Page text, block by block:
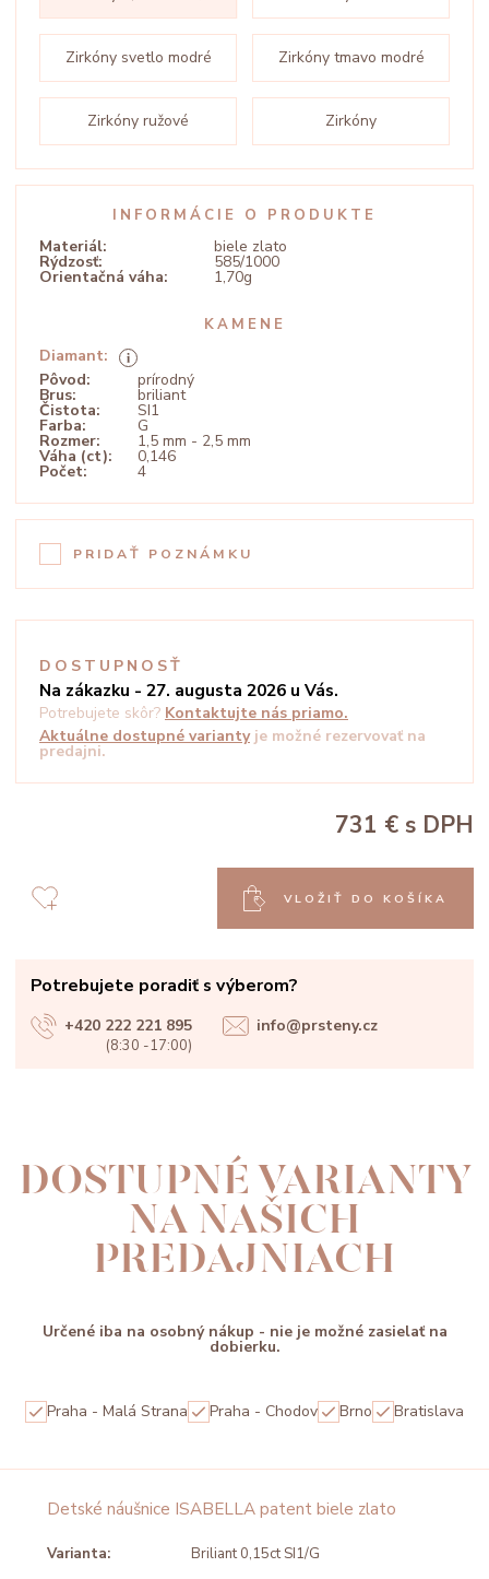
Zirkóny svetlo modré Zirkóny tmavo modré
Zirkóny ružové Zirkóny
INFORMÁCIE O PRODUKTE
Materiál: biele zlato
Rýdzosť: 585/1000
Orientačná váha: 1,70g
KAMENE
Diamant:
Pôvod:
prírodný
Brus: briliant
Čistota: SI1
Farba: G
Rozmer: 1,5 mm - 2,5 mm
Váha (ct): 0,146
Počet: 4
PRIDAŤ POZNÁMKU
DOSTUPNOSŤ
Na zákazku - 27. augusta 2026 u Vás.
Potrebujete skôr? Kontaktujte nás priamo.
Aktuálne dostupné varianty je možné rezervovať na
predajni.
731 € s DPH
VLOŽIŤ DO KOŠÍKA
Potrebujete poradiť s výberom?
+420 222 221 895
(8:30 -17:00)
info@prsteny.cz
DOSTUPNÉ VARIANTY
NA NAŠICH
PREDAJNIACH
Určené iba na osobný nákup - nie je možné zasielať na
dobierku.
Praha - Malá Strana Praha - Chodov Brno Bratislava
Detské náušnice ISABELLA patent biele zlato
Varianta: Briliant 0,15ct SI1/G